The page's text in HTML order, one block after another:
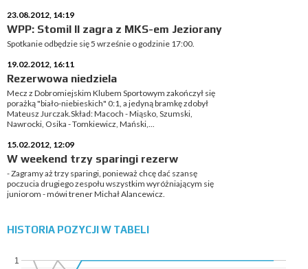
23.08.2012, 14:19
WPP: Stomil II zagra z MKS-em Jeziorany
Spotkanie odbędzie się 5 wrześnie o godzinie 17:00.
19.02.2012, 16:11
Rezerwowa niedziela
Mecz z Dobromiejskim Klubem Sportowym zakończył się
porażką "biało-niebieskich" 0:1, a jedyną bramkę zdobył
Mateusz Jurczak.Skład: Macoch - Miąsko, Szumski,
Nawrocki, Osika - Tomkiewicz, Mański,...
15.02.2012, 12:09
W weekend trzy sparingi rezerw
- Zagramy aż trzy sparingi, ponieważ chcę dać szansę
poczucia drugiego zespołu wszystkim wyróżniającym się
juniorom - mówi trener Michał Alancewicz.
HISTORIA POZYCJI W TABELI
1